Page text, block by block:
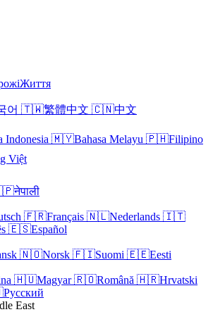
Життя
어 🇹🇼繁體中文 🇨🇳中文
Indonesia 🇲🇾Bahasa Melayu 🇵🇭Filipino
Việt
नेपाली
🇫🇷Français 🇳🇱Nederlands 🇮🇹
🇪🇸Español
🇳🇴Norsk 🇫🇮Suomi 🇪🇪Eesti
🇭🇺Magyar🇷🇴Română 🇭🇷Hrvatski
Русский
East